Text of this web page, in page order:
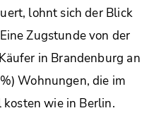
lohnt sich der Blick
Zugstunde von der
in Brandenburg an
Wohnungen, die im
wie in Berlin.